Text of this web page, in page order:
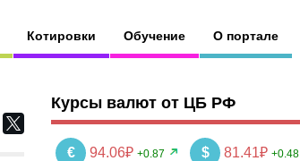
Котировки Обучение О портале
Курсы валют от ЦБ РФ
€ 94.06₽ +0.87 $ 81.41₽ +0.48